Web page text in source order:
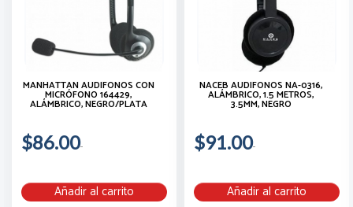
MANHATTAN AUDÍFONOS CON
MICRÓFONO 164429,
ALÁMBRICO, NEGRO/PLATA
$86.00
Añadir al carrito
NACEB AUDÍFONOS NA-0316,
ALÁMBRICO, 1.5 METROS,
3.5MM, NEGRO
$91.00
Añadir al carrito